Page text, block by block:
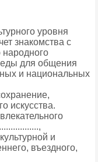
уровня
знакомства с
для общения
и национальных
искусства.
и
въездного,